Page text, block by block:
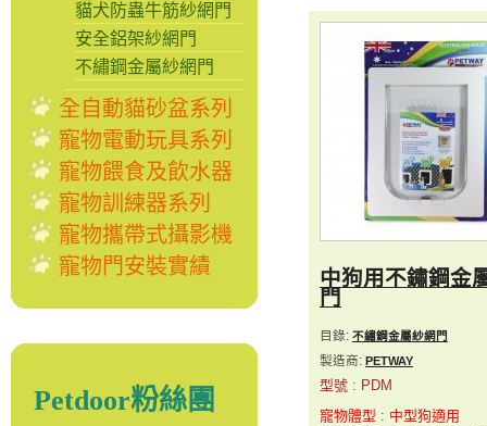
貓犬防蟲牛筋紗網門
安全鋁架紗網門
不繡鋼金屬紗網門
全自動貓砂盆系列
寵物電動玩具系列
寵物餵食及飲水器
寵物訓練器系列
寵物攜帶式攝影機
寵物門安裝實績
Petdoor粉絲團
中狗用不鏽鋼金
門
目錄: 不繡鋼金屬紗網門
製造商: PETWAY
型號 : PDM
寵物體型 : 中型狗適用